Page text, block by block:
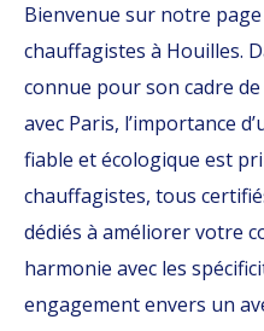
Bienvenue sur notre
chauffagistes à Houilles.
connue pour son cadre
avec Paris, l’importance
fiable et écologique est
chauffagistes, tous
dédiés à améliorer votre
harmonie avec les
engagement envers un